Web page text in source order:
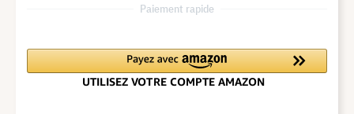
Paiement rapide